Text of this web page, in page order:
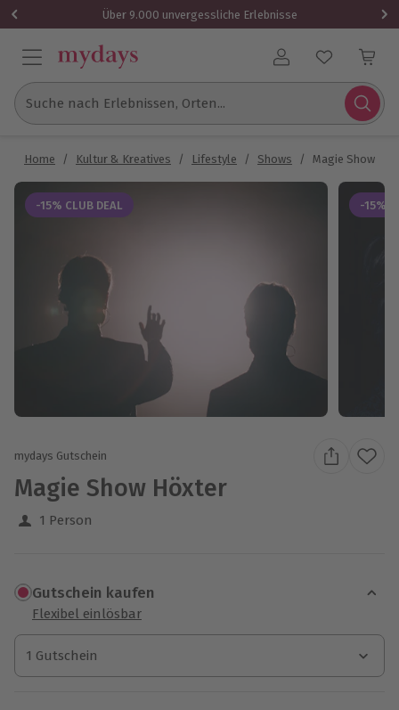
Über 9.000 unvergessliche Erlebnisse
Benutzerkonto
Suche nach Erlebnissen, Orten...
Home / Kultur & Kreatives / Lifestyle / Shows / Magie Show
-15% CLUB DEAL -15%
mydays Gutschein
Magie Show Höxter
1 Person
Gutschein kaufen
Flexibel einlösbar
1 Gutschein
1 Gutschein
1 Gutschein